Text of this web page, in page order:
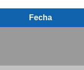
Fecha